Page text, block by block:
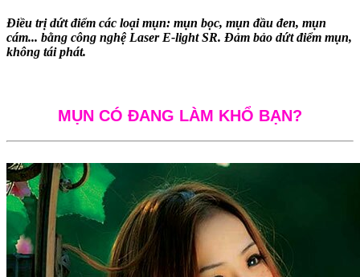
Điều trị dứt điểm các loại mụn: mụn bọc, mụn đầu đen, mụn
cám... bằng công nghệ Laser E-light SR. Đảm bảo dứt điểm mụn,
không tái phát.
MỤN CÓ ĐANG LÀM KHỔ BẠN?